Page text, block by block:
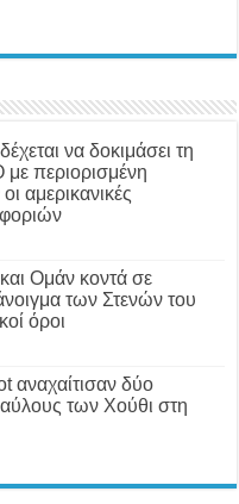
να δοκιμάσει τη
περιορισμένη
αμερικανικές
Ομάν κοντά σε
των Στενών του
όροι
αναχαίτισαν δύο
των Χούθι στη